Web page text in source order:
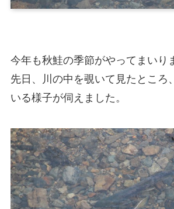
今年も秋鮭の季節がやってまいり
先日、川の中を覗いて見たところ
いる様子が伺えました。